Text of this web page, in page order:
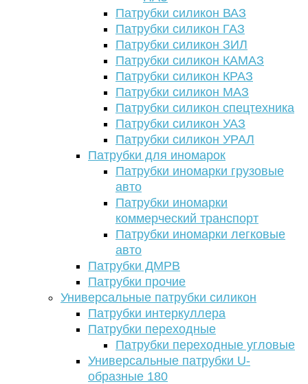
Патрубки силикон ВАЗ
Патрубки силикон ГАЗ
Патрубки силикон ЗИЛ
Патрубки силикон КАМАЗ
Патрубки силикон КРАЗ
Патрубки силикон МАЗ
Патрубки силикон спецтехника
Патрубки силикон УАЗ
Патрубки силикон УРАЛ
Патрубки для иномарок
Патрубки иномарки грузовые
авто
Патрубки иномарки
коммерческий транспорт
Патрубки иномарки легковые
авто
Патрубки ДМРВ
Патрубки прочие
Универсальные патрубки силикон
Патрубки интеркуллера
Патрубки переходные
Патрубки переходные угловые
Универсальные патрубки U-
образные 180